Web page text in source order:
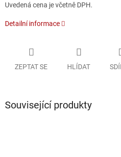
Uvedená cena je včetně DPH.
Detailní informace
ZEPTAT SE HLÍDAT
Související produkty